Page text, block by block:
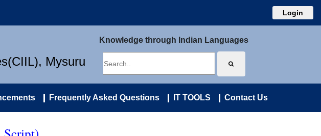
Login
Mysuru
Knowledge through Indian Languages
Frequently Asked Questions IT TOOLS Contact Us